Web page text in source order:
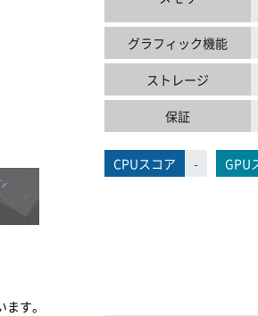
す。
グラフィック機能
ストレージ
保証
CPUスコア - GPU